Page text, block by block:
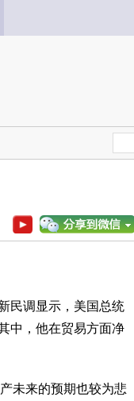
民调显示，美国总统
中，他在贸易方面净
未来的预期也较为悲